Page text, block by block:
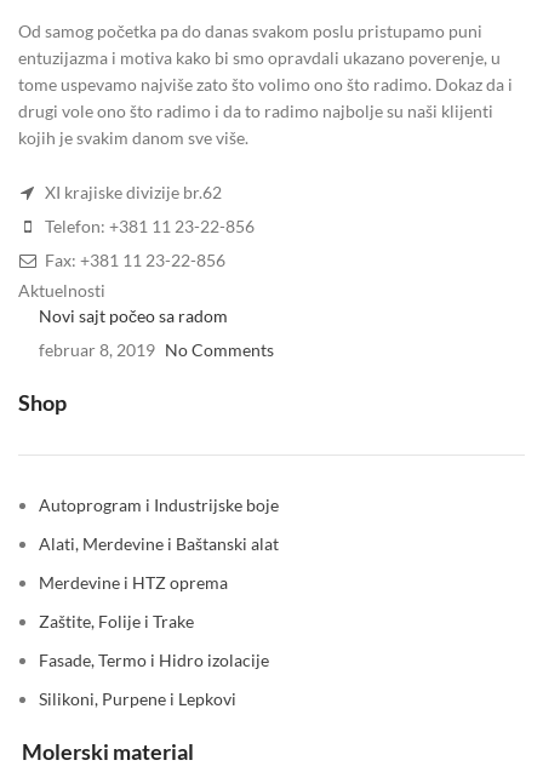
Od samog početka pa do danas svakom poslu pristupamo puni
entuzijazma i motiva kako bi smo opravdali ukazano poverenje, u
tome uspevamo najviše zato što volimo ono što radimo. Dokaz da i
drugi vole ono što radimo i da to radimo najbolje su naši klijenti
kojih je svakim danom sve više.
XI krajiske divizije br.62
Telefon: +381 11 23-22-856
Fax: +381 11 23-22-856
Aktuelnosti
Novi sajt počeo sa radom
februar 8, 2019 No Comments
Shop
Autoprogram i Industrijske boje
Alati, Merdevine i Baštanski alat
Merdevine i HTZ oprema
Zaštite, Folije i Trake
Fasade, Termo i Hidro izolacije
Silikoni, Purpene i Lepkovi
Molerski material